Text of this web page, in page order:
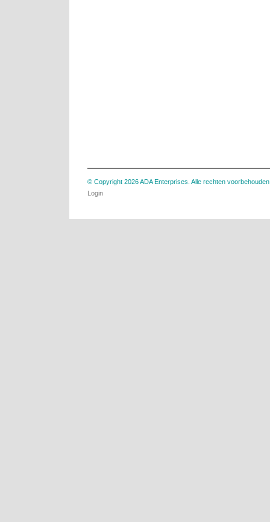
© Copyright 2026 ADA Enterprises. Alle rechten
Login